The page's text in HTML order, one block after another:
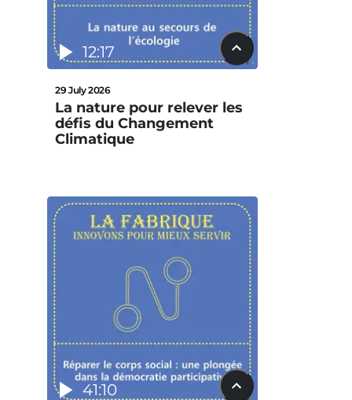
12:17
29 July 2026
La nature pour relever les
défis du Changement
Climatique
41:10